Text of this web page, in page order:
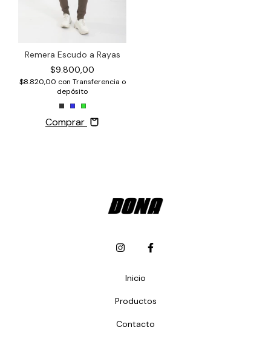
Remera Escudo a Rayas
$9.800,00
$8.820,00 con Transferencia o
depósito
Comprar
Inicio
Productos
Contacto